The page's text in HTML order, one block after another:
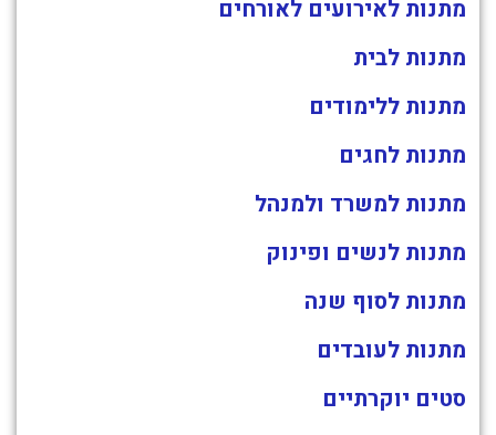
מתנות לאירועים לאורחים
מתנות לבית
מתנות ללימודים
מתנות לחגים
מתנות למשרד ולמנהל
מתנות לנשים ופינוק
מתנות לסוף שנה
מתנות לעובדים
סטים יוקרתיים